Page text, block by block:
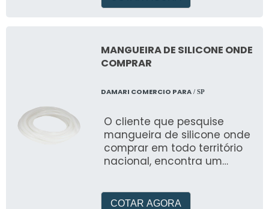
MANGUEIRA DE SILICONE ONDE
COMPRAR
DAMARI COMERCIO PARA/ SP
O cliente que pesquise
mangueira de silicone onde
comprar em todo território
nacional, encontra um
benefício
COTAR AGORA